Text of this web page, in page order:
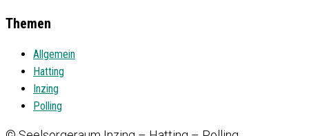
Themen
Allgemein
Hatting
Inzing
Polling